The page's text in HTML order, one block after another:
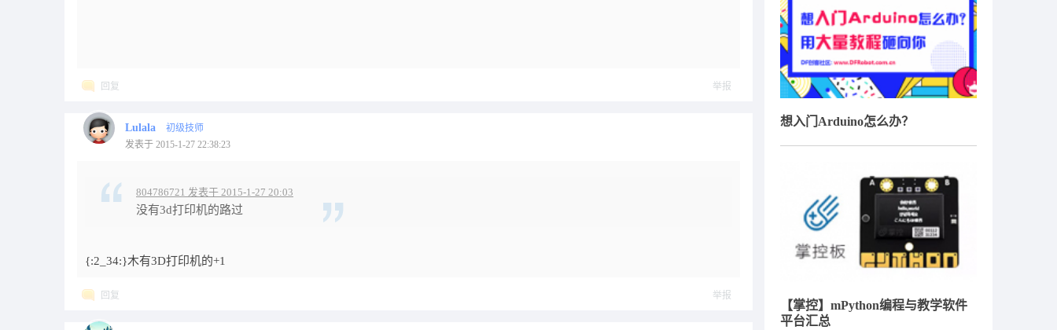
回复 举报
Lulala
初级技师
发表于 2015-1-27 22:38:23
804786721 发表于 2015-1-27 20:03
没有3d打印机的路过
{:2_34:}木有3D打印机的+1
回复 举报
想入门Arduino怎么办？
【掌控】mPython编程与教学软件
平台汇总